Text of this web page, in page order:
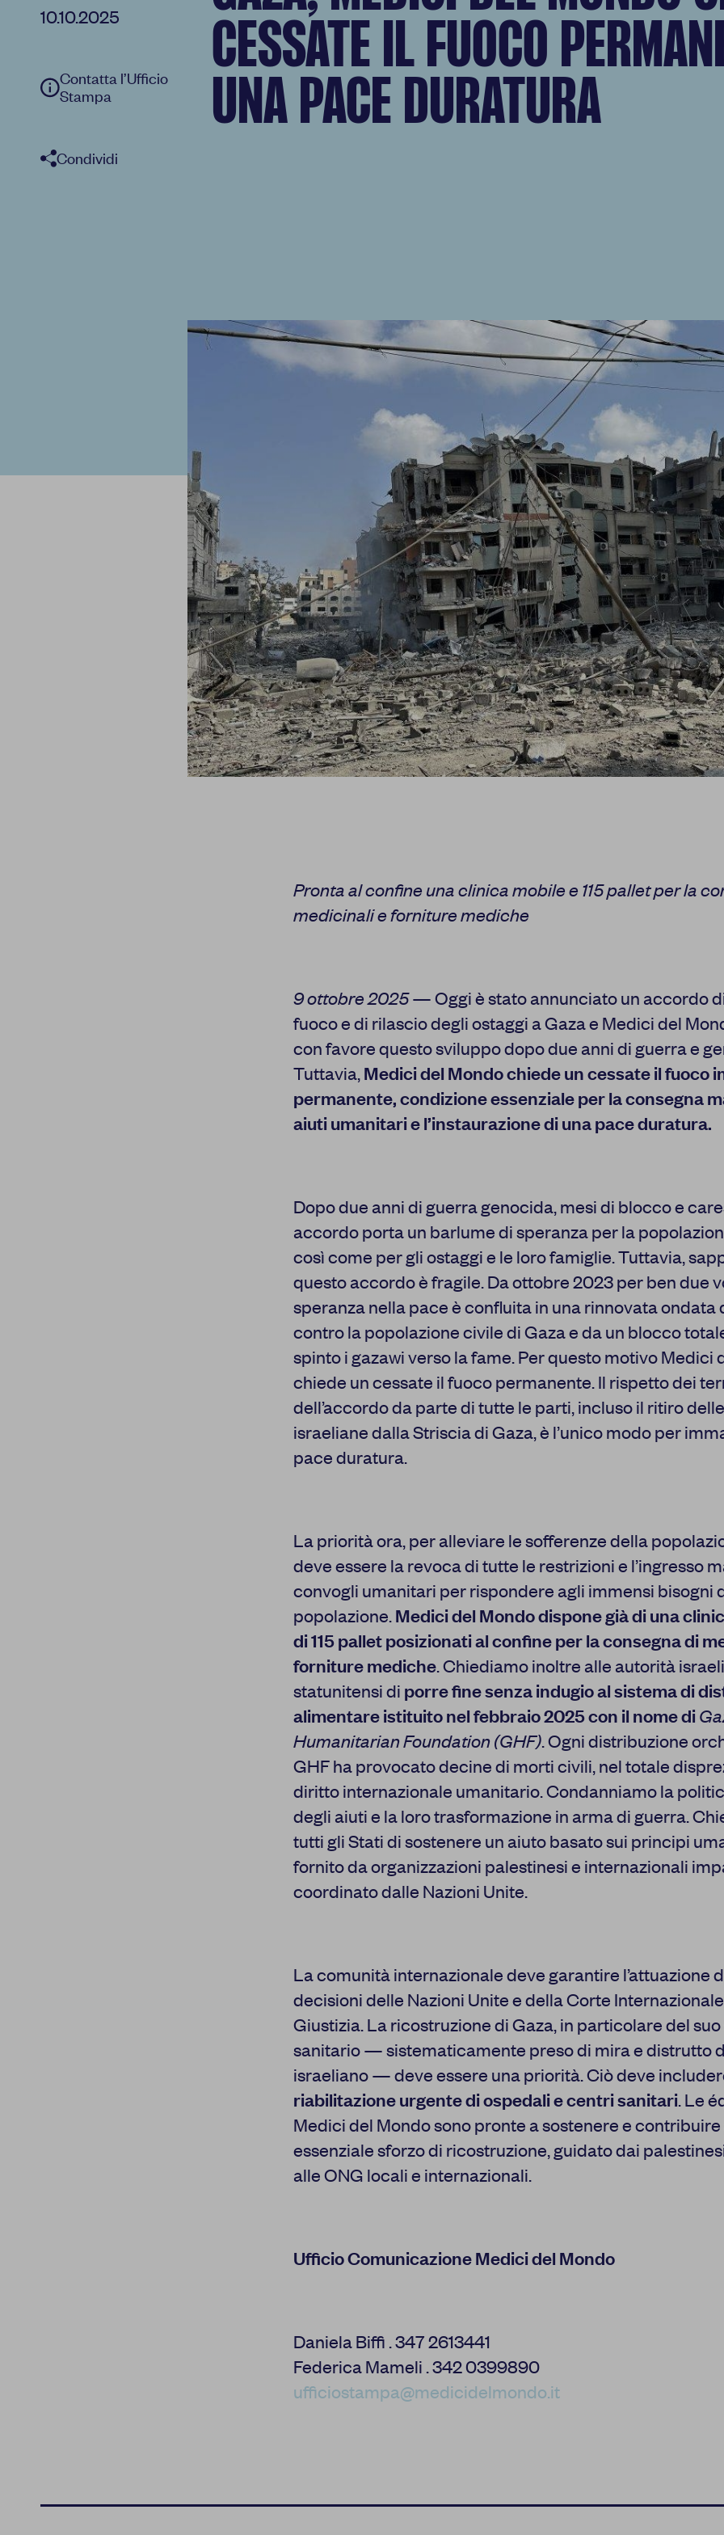
Centro preferenze sulla privacy
La tua privacy
I cookie e altre tecnologie simili sono una parte fondamentale
nostra Piattaforma. L’obiettivo principale dei cookie è rendere
navigazione più comoda ed efficiente, nonché consentirci di
la Piattaforma stessa. Inoltre, i cookie vengono utilizzati per
risulti interessante per l’utente quando visita i siti Web e le app
disponibili tutte le informazioni sui cookie che utilizziamo e sarà
disattivarli secondo le proprie preferenze, salvo i Cookie
funzionamento della Piattaforma. È importante tenere conto
alcuni cookie può condizionare l’esperienza sulla Piattaforma e
Cookie strettamente
autenticazione
dell'utente
personalizzazione
CONFERMA LE MIE SCELTE
CESSATE IL FUOCO
UNA PACE DURATURA
10.10.2025
Contatta l’Ufficio
Stampa
Condividi
Pronta al confine una clinica mobile e 115 pallet per la
medicinali e forniture mediche
9 ottobre 2025— Oggi è stato annunciato un accordo
fuoco e di rilascio degli ostaggi a Gaza e Medici del
con favore questo sviluppo dopo due anni di guerra e
Tuttavia,Medici del Mondo chiede un cessate il fuoco
permanente, condizione essenziale per la consegna
aiuti umanitari e l’instaurazione di una pace duratura.
Dopo due anni di guerra genocida, mesi di blocco e
accordo porta un barlume di speranza per la
così come per gli ostaggi e le loro famiglie. Tuttavia,
questo accordo è fragile. Da ottobre 2023 per ben due
speranza nella pace è confluita in una rinnovata ondata
contro la popolazione civile di Gaza e da un blocco
spinto i gazawi verso la fame. Per questo motivo Medici
chiede un cessate il fuoco permanente. Il rispetto dei
dell’accordo da parte di tutte le parti, incluso il ritiro
israeliane dalla Striscia di Gaza, è l’unico modo per
pace duratura.
La priorità ora, per alleviare le sofferenze della
deve essere la revoca di tutte le restrizioni e l’ingresso
convogli umanitari per rispondere agli immensi bisogni
popolazione.Medici del Mondo dispone già di una
di 115 pallet posizionati al confine per la consegna di
forniture mediche. Chiediamo inoltre alle autorità
statunitensi di porre fine senza indugio al sistema di
alimentare istituito nel febbraio 2025 con il nome di
Humanitarian Foundation (GHF). Ogni distribuzione
GHF ha provocato decine di morti civili, nel totale
diritto internazionale umanitario. Condanniamo la
degli aiuti e la loro trasformazione in arma di guerra.
tutti gli Stati di sostenere un aiuto basato sui principi
fornito da organizzazioni palestinesi e internazionali
coordinato dalle Nazioni Unite.
La comunità internazionale deve garantire l’attuazione
decisioni delle Nazioni Unite e della Corte
Giustizia. La ricostruzione di Gaza, in particolare del
sanitario — sistematicamente preso di mira e distrutto
israeliano — deve essere una priorità. Ciò deve
riabilitazione urgente di ospedali e centri sanitari. Le
Medici del Mondo sono pronte a sostenere e
essenziale sforzo di ricostruzione, guidato dai
alle ONG locali e internazionali.
Ufficio Comunicazione Medici del Mondo
Daniela Biffi . 347 2613441
Federica Mameli . 342 0399890
ufficiostampa@medicidelmondo.it